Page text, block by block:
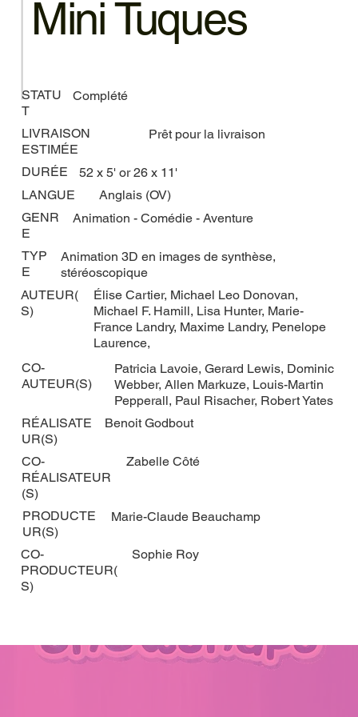
Mini Tuques
STATU
T
Complété
LIVRAISON
ESTIMÉE
Prêt pour la livraison
DURÉE
52 x 5' or 26 x 11'
LANGUE
Anglais (OV)
GENR
E
Animation - Comédie - Aventure
TYP
E
Animation 3D en images de synthèse,
stéréoscopique
AUTEUR(
S)
Élise Cartier, Michael Leo Donovan,
Michael F. Hamill, Lisa Hunter, Marie-
France Landry, Maxime Landry, Penelope
Laurence,
CO-
AUTEUR(S)
Patricia Lavoie, Gerard Lewis, Dominic
Webber, Allen Markuze, Louis-Martin
Pepperall, Paul Risacher, Robert Yates
RÉALISATE
UR(S)
Benoit Godbout
CO-
RÉALISATEUR
(S)
Zabelle Côté
PRODUCTE
UR(S)
Marie-Claude Beauchamp
CO-
PRODUCTEUR(
S)
Sophie Roy